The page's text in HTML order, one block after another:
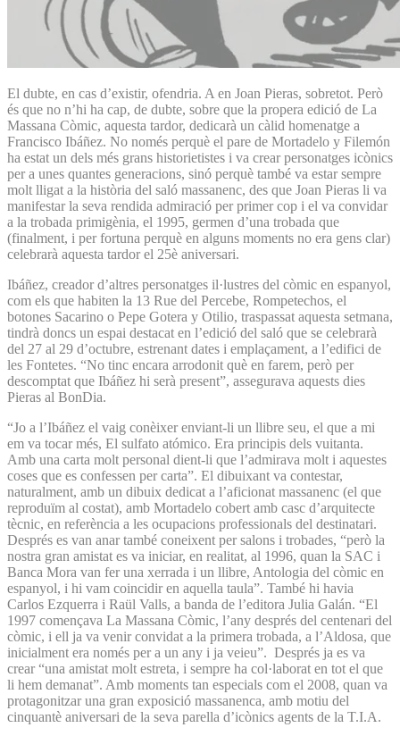
El dubte, en cas d’existir, ofendria. A en Joan Pieras, sobretot. Però
és que no n’hi ha cap, de dubte, sobre que la propera edició de La
Massana Còmic, aquesta tardor, dedicarà un càlid homenatge a
Francisco Ibáñez. No només perquè el pare de Mortadelo y Filemón
ha estat un dels més grans historietistes i va crear personatges icònics
per a unes quantes generacions, sinó perquè també va estar sempre
molt lligat a la història del saló massanenc, des que Joan Pieras li va
manifestar la seva rendida admiració per primer cop i el va convidar
a la trobada primigènia, el 1995, germen d’una trobada que
(finalment, i per fortuna perquè en alguns moments no era gens clar)
celebrarà aquesta tardor el 25è aniversari.
Ibáñez, creador d’altres personatges il·lustres del còmic en espanyol,
com els que habiten la 13 Rue del Percebe, Rompetechos, el
botones Sacarino o Pepe Gotera y Otilio, traspassat aquesta setmana,
tindrà doncs un espai destacat en l’edició del saló que se celebrarà
del 27 al 29 d’octubre, estrenant dates i emplaçament, a l’edifici de
les Fontetes. “No tinc encara arrodonit què en farem, però per
descomptat que Ibáñez hi serà present”, assegurava aquests dies
Pieras al BonDia.
“Jo a l’Ibáñez el vaig conèixer enviant-li un llibre seu, el que a mi
em va tocar més, El sulfato atómico. Era principis dels vuitanta.
Amb una carta molt personal dient-li que l’admirava molt i aquestes
coses que es confessen per carta”. El dibuixant va contestar,
naturalment, amb un dibuix dedicat a l’aficionat massanenc (el que
reproduïm al costat), amb Mortadelo cobert amb casc d’arquitecte
tècnic, en referència a les ocupacions professionals del destinatari.
Després es van anar també coneixent per salons i trobades, “però la
nostra gran amistat es va iniciar, en realitat, al 1996, quan la SAC i
Banca Mora van fer una xerrada i un llibre, Antologia del còmic en
espanyol, i hi vam coincidir en aquella taula”. També hi havia
Carlos Ezquerra i Raül Valls, a banda de l’editora Julia Galán. “El
1997 començava La Massana Còmic, l’any després del centenari del
còmic, i ell ja va venir convidat a la primera trobada, a l’Aldosa, que
inicialment era només per a un any i ja veieu”. Després ja es va
crear “una amistat molt estreta, i sempre ha col·laborat en tot el que
li hem demanat”. Amb moments tan especials com el 2008, quan va
protagonitzar una gran exposició massanenca, amb motiu del
cinquantè aniversari de la seva parella d’icònics agents de la T.I.A.